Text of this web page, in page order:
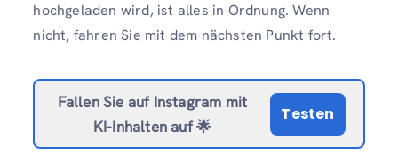
hochgeladen wird, ist alles in Ordnung. Wenn
nicht, fahren Sie mit dem nächsten Punkt fort.
Fallen Sie auf Instagram mit
KI-Inhalten auf 🌟
Testen